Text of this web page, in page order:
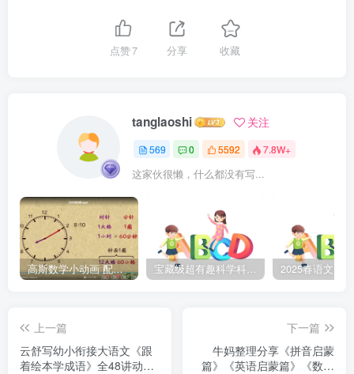
点赞7 分享 收藏
tanglaoshi 关注
569 0 5592 7.8W+
这家伙很懒，什么都没有写...
高斯数学小动画 配套小学1-6年级数学 课堂知识点动画教学视频MP4 百度网盘下载 宝藏级超有趣科学科普动画《土豆逗严肃科普》第二季 百度网盘下载
上一篇
云舒写幼小衔接大语文《跟
着绘本学成语》全48讲动画
下一篇
牛妈整理分享《拼音启蒙
篇》《英语启蒙篇》《数学